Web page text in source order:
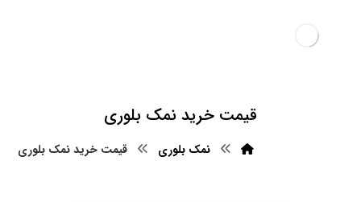
قیمت خرید نمک بلوری
نمک بلوری قیمت خرید نمک بلوری